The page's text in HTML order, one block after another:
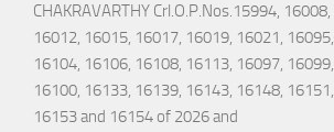
CHAKRAVARTHY Crl.O.P.Nos.15994, 16008,
16012, 16015, 16017, 16019, 16021, 16095,
16104, 16106, 16108, 16113, 16097, 16099,
16100, 16133, 16139, 16143, 16148, 16151,
16153 and 16154 of 2026 and